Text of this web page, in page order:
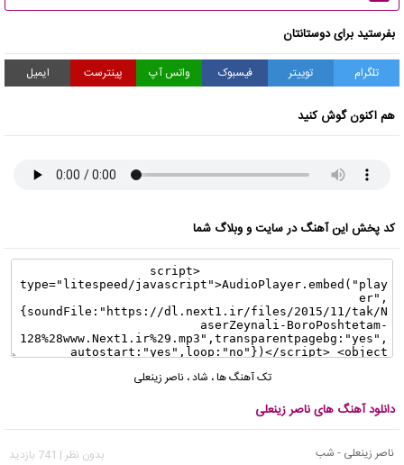
بفرستید برای دوستانتان
تلگرام توییتر فیسبوک واتس آپ پینترست ایمیل
هم اکنون گوش کنید
کد پخش این آهنگ در سایت و وبلاگ شما
تک آهنگ ها، شاد،ناصر زینعلی
دانلود آهنگ های ناصر زینعلی
ناصر زینعلی - شب
بدون نظر | 741 بازدید